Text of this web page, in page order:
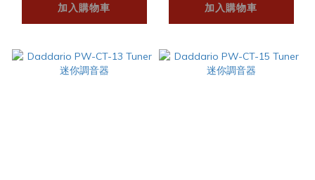
加入購物車 加入購物車